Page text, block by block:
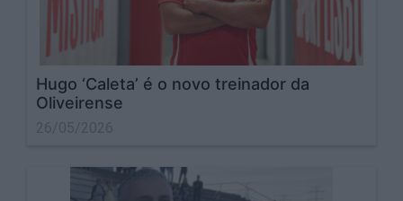
Hugo ‘Caleta’ é o novo treinador da
Oliveirense